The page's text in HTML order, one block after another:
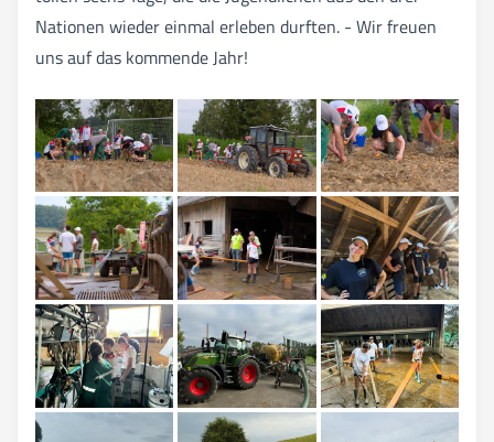
Nationen wieder einmal erleben durften. - Wir freuen
uns auf das kommende Jahr!